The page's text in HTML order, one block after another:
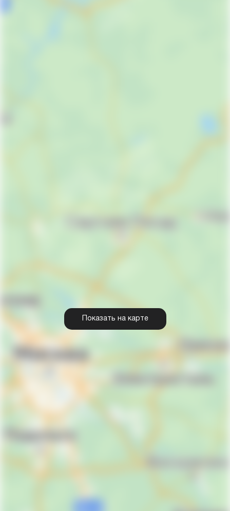
Показать на карте